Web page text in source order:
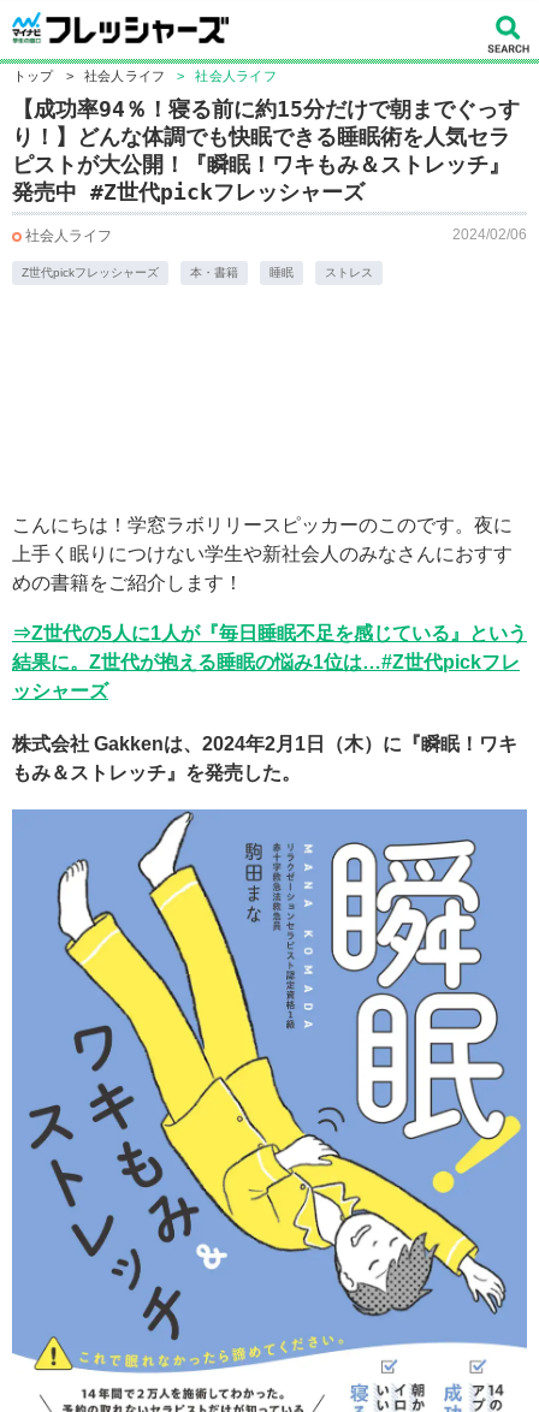
トップ > 社会人ライフ > 社会人ライフ
【成功率94％！寝る前に約15分だけで朝までぐっす
り！】どんな体調でも快眠できる睡眠術を人気セラ
ピストが大公開！『瞬眠！ワキもみ＆ストレッチ』
発売中 #Z世代pickフレッシャーズ
社会人ライフ 2024/02/06
Z世代pickフレッシャーズ 本・書籍 睡眠 ストレス
こんにちは！学窓ラボリリースピッカーのこのです。夜に
上手く眠りにつけない学生や新社会人のみなさんにおすす
めの書籍をご紹介します！
⇒Z世代の5人に1人が『毎日睡眠不足を感じている』という
結果に。Z世代が抱える睡眠の悩み1位は…#Z世代pickフレ
ッシャーズ
株式会社 Gakkenは、2024年2月1日（木）に『瞬眠！ワキ
もみ＆ストレッチ』を発売した。